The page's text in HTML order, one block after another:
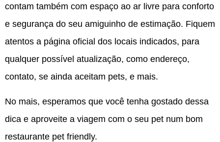
contam também com espaço ao ar livre para conforto
e segurança do seu amiguinho de estimação. Fiquem
atentos a página oficial dos locais indicados, para
qualquer possível atualização, como endereço,
contato, se ainda aceitam pets, e mais.
No mais, esperamos que você tenha gostado dessa
dica e aproveite a viagem com o seu pet num bom
restaurante pet friendly.